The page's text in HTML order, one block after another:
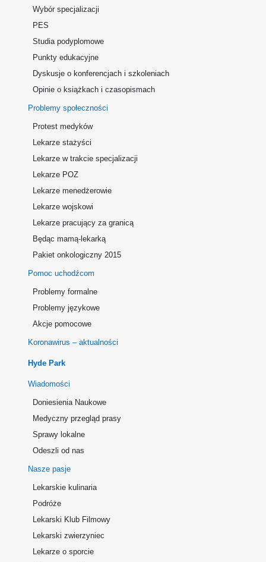
Wybór specjalizacji
PES
Studia podyplomowe
Punkty edukacyjne
Dyskusje o konferencjach i szkoleniach
Opinie o książkach i czasopismach
Problemy społeczności
Protest medyków
Lekarze stażyści
Lekarze w trakcie specjalizacji
Lekarze POZ
Lekarze menedżerowie
Lekarze wojskowi
Lekarze pracujący za granicą
Będąc mamą-lekarką
Pakiet onkologiczny 2015
Pomoc uchodźcom
Problemy formalne
Problemy językowe
Akcje pomocowe
Koronawirus – aktualności
Hyde Park
Wiadomości
Doniesienia Naukowe
Medyczny przegląd prasy
Sprawy lokalne
Odeszli od nas
Nasze pasje
Lekarskie kulinaria
Podróże
Lekarski Klub Filmowy
Lekarski zwierzyniec
Lekarze o sporcie